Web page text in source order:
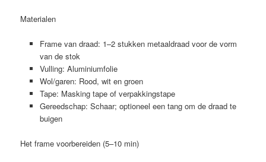
Materialen
Frame van draad: 1–2 stukken metaaldraad voor de vorm
van de stok
Vulling: Aluminiumfolie
Wol/garen: Rood, wit en groen
Tape: Masking tape of verpakkingstape
Gereedschap: Schaar; optioneel een tang om de draad te
buigen
Het frame voorbereiden (5–10 min)